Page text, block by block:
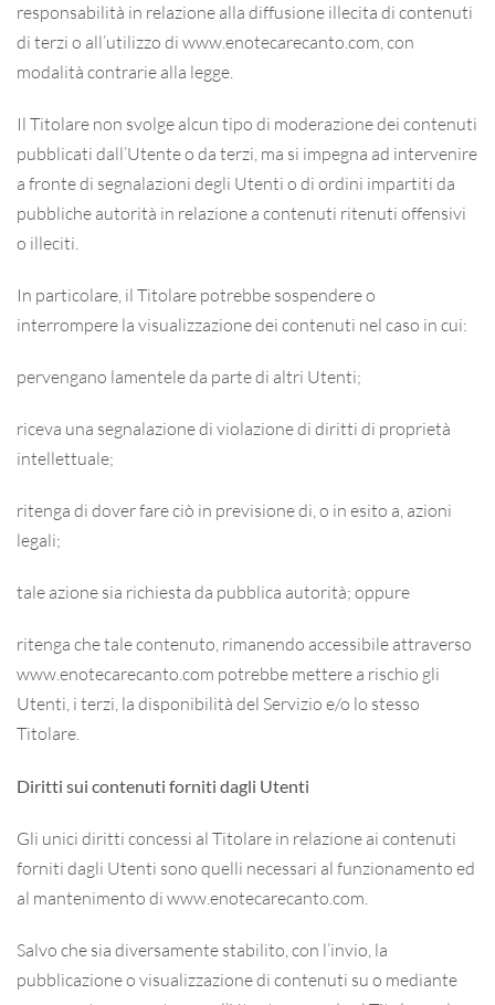
responsabilità in relazione alla diffusione illecita di contenuti
di terzi o all’utilizzo di www.enotecarecanto.com, con
modalità contrarie alla legge.
Il Titolare non svolge alcun tipo di moderazione dei contenuti
pubblicati dall’Utente o da terzi, ma si impegna ad intervenire
a fronte di segnalazioni degli Utenti o di ordini impartiti da
pubbliche autorità in relazione a contenuti ritenuti offensivi
o illeciti.
In particolare, il Titolare potrebbe sospendere o
interrompere la visualizzazione dei contenuti nel caso in cui:
pervengano lamentele da parte di altri Utenti;
riceva una segnalazione di violazione di diritti di proprietà
intellettuale;
ritenga di dover fare ciò in previsione di, o in esito a, azioni
legali;
tale azione sia richiesta da pubblica autorità; oppure
ritenga che tale contenuto, rimanendo accessibile attraverso
www.enotecarecanto.com potrebbe mettere a rischio gli
Utenti, i terzi, la disponibilità del Servizio e/o lo stesso
Titolare.
Diritti sui contenuti forniti dagli Utenti
Gli unici diritti concessi al Titolare in relazione ai contenuti
forniti dagli Utenti sono quelli necessari al funzionamento ed
al mantenimento di www.enotecarecanto.com.
Salvo che sia diversamente stabilito, con l’invio, la
pubblicazione o visualizzazione di contenuti su o mediante